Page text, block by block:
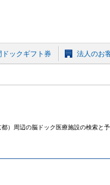
ドックギフト券 法人のお
）周辺の脳ドック医療施設の検索と予